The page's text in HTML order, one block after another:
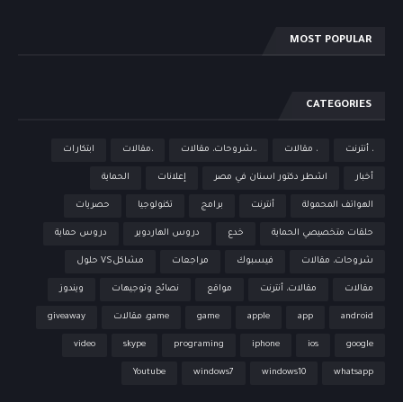
MOST POPULAR
CATEGORIES
، أنترنت ، مقالات ،،شروحات، مقالات ،مقالات ابتكارات
أخبار اشطر دكتور اسنان في مصر إعلانات الحماية
الهواتف المحمولة أنترنت برامج تكنولوجيا حصريات
حلقات متخصيصي الحماية خدع دروس الهاردوير دروس حماية
شروحات، مقالات فيسبوك مراجعات مشاكلVS حلول
مقالات مقالات، أنترنت مواقع نصائح وتوجيهات ويندوز
android
app
apple
game game، مقالات giveaway
google
ios
iphone
programing
skype
video
whatsapp
windows10
windows7
Youtube